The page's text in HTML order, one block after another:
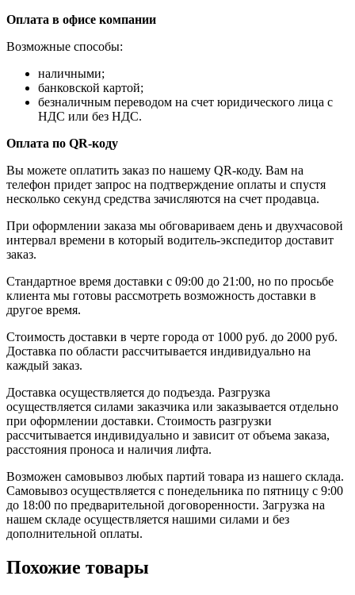
Оплата в офисе компании
Возможные способы:
наличными;
банковской картой;
безналичным переводом на счет юридического лица с
НДС или без НДС.
Оплата по QR-коду
Вы можете оплатить заказ по нашему QR-коду. Вам на
телефон придет запрос на подтверждение оплаты и спустя
несколько секунд средства зачисляются на счет продавца.
При оформлении заказа мы обговариваем день и двухчасовой
интервал времени в который водитель-экспедитор доставит
заказ.
Стандартное время доставки с 09:00 до 21:00, но по просьбе
клиента мы готовы рассмотреть возможность доставки в
другое время.
Стоимость доставки в черте города от 1000 руб. до 2000 руб.
Доставка по области рассчитывается индивидуально на
каждый заказ.
Доставка осуществляется до подъезда. Разгрузка
осуществляется силами заказчика или заказывается отдельно
при оформлении доставки. Стоимость разгрузки
рассчитывается индивидуально и зависит от объема заказа,
расстояния проноса и наличия лифта.
Возможен самовывоз любых партий товара из нашего склада.
Самовывоз осуществляется с понедельника по пятницу с 9:00
до 18:00 по предварительной договоренности. Загрузка на
нашем складе осуществляется нашими силами и без
дополнительной оплаты.
Похожие товары